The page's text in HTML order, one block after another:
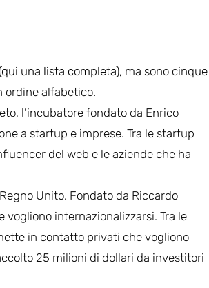
qui una lista completa), ma sono cinque
ordine alfabetico.
l’incubatore fondato da Enrico
a startup e imprese. Tra le startup
del web e le aziende che ha
Unito. Fondato da Riccardo
vogliono internazionalizzarsi. Tra le
in contatto privati che vogliono
25 milioni di dollari da investitori